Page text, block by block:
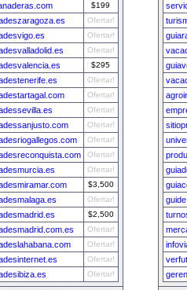
$199
Ofertar!
Ofertar!
Ofertar!
$295
Ofertar!
Ofertar!
Ofertar!
Ofertar!
Ofertar!
Ofertar!
Ofertar!
$3,500
Ofertar!
$2,500
Ofertar!
Ofertar!
Ofertar!
Ofertar!